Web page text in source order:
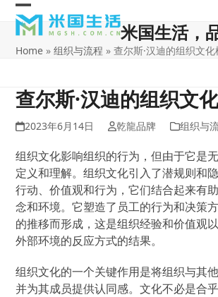
Skip
content
Open
mobile
Close
mobile
米国生活，
Home »组织与流程 »查尔斯·汉迪的组织文化
查尔斯·汉迪的组织文
2023年6月14日 乾龍品牌 组织与
组织文化影响组织的行为，但由于它是
定义和理解。组织文化引入了潜规则和
行动、价值观和行为，它们结合起来有
念和环境。它塑造了员工的行为和决策
的推移而形成，这是组织经验和价值观
外部环境的反应方式的结果。
组织文化的一个关键作用是将组织与其
并为其成员提供认同感。文化不必是合